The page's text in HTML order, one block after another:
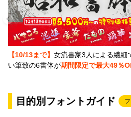
【10/13まで】 女流書家3人による繊細
い筆致の6書体が期間限定で最大49％
目的別フォントガイド